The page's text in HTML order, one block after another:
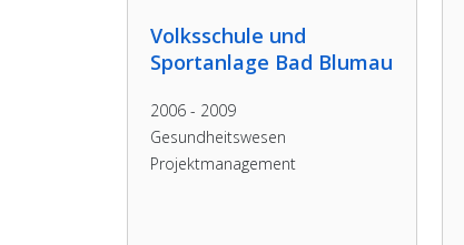
Volksschule und
Sportanlage Bad Blumau
2006 - 2009
Gesundheitswesen
Projektmanagement